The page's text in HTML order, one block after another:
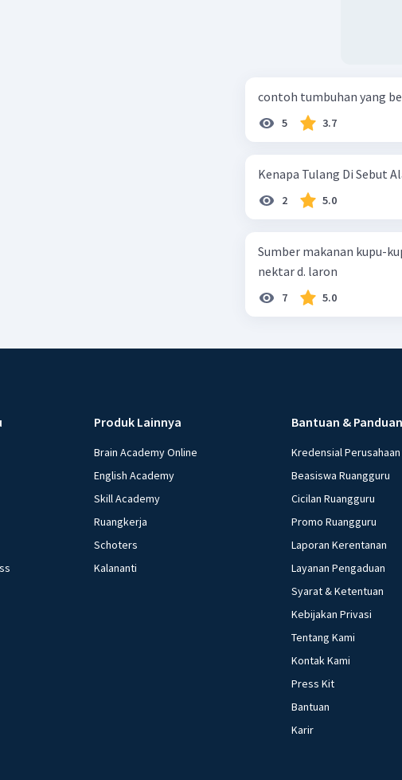
contoh tumbuhan yang
5 3.7
Kenapa Tulang Di Sebut
2 5.0
Sumber makanan kupu-kupu dewasa
nektar d. laron
7 5.0
Produk Lainnya
Brain Academy Online
English Academy
Skill Academy
Ruangkerja
Schoters
Kalananti
Bantuan & Panduan
Kredensial Perusahaan
Beasiswa Ruangguru
Cicilan Ruangguru
Promo Ruangguru
Laporan Kerentanan
Layanan Pengaduan
Syarat & Ketentuan
Kebijakan Privasi
Tentang Kami
Kontak Kami
Press Kit
Bantuan
Karir